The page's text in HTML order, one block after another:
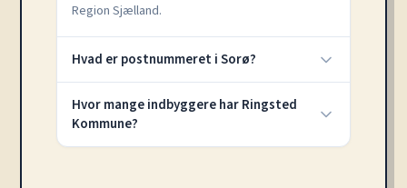
Region Sjælland.
Hvad er postnummeret i Sorø?
Hvor mange indbyggere har Ringsted
Kommune?